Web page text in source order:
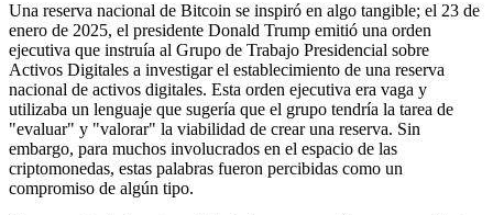
Una reserva nacional de Bitcoin se inspiró en algo tangible; el 23 de
enero de 2025, el presidente Donald Trump emitió una orden
ejecutiva que instruía al Grupo de Trabajo Presidencial sobre
Activos Digitales a investigar el establecimiento de una reserva
nacional de activos digitales. Esta orden ejecutiva era vaga y
utilizaba un lenguaje que sugería que el grupo tendría la tarea de
"evaluar" y "valorar" la viabilidad de crear una reserva. Sin
embargo, para muchos involucrados en el espacio de las
criptomonedas, estas palabras fueron percibidas como un
compromiso de algún tipo.